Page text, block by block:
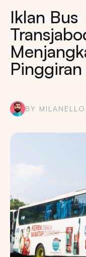
Iklan Bus
BY MILANELLO